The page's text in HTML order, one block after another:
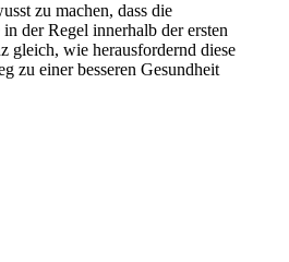
zu machen, dass die
der Regel innerhalb der ersten
gleich, wie herausfordernd diese
zu einer besseren Gesundheit